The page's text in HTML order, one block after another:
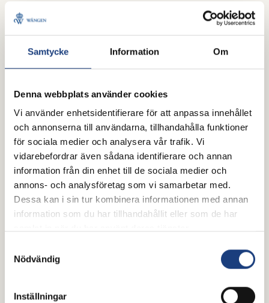
Samtycke Information Om
Denna webbplats använder cookies
Vi använder enhetsidentifierare för att anpassa innehållet
och annonserna till användarna, tillhandahålla funktioner
för sociala medier och analysera vår trafik. Vi
vidarebefordrar även sådana identifierare och annan
information från din enhet till de sociala medier och
annons- och analysföretag som vi samarbetar med.
Dessa kan i sin tur kombinera informationen med annan
information som du har tillhandahållit eller som de har
Nödvändig
Inställningar
Brukshäst
25 juli 2026
Poddtips för hästälskare –
sommar
biltur eller pysslar i stallet är en bra podd det